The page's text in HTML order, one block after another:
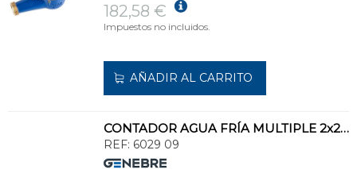
182,58 €
Impuestos no incluidos.
AÑADIR AL CARRITO
CONTADOR AGUA FRÍA MULTIPLE 2x2" DN40
REF: 6029 09